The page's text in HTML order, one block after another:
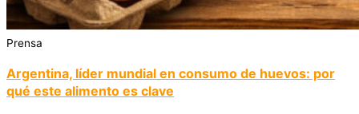
Prensa
Argentina, líder mundial en consumo de huevos: por
qué este alimento es clave